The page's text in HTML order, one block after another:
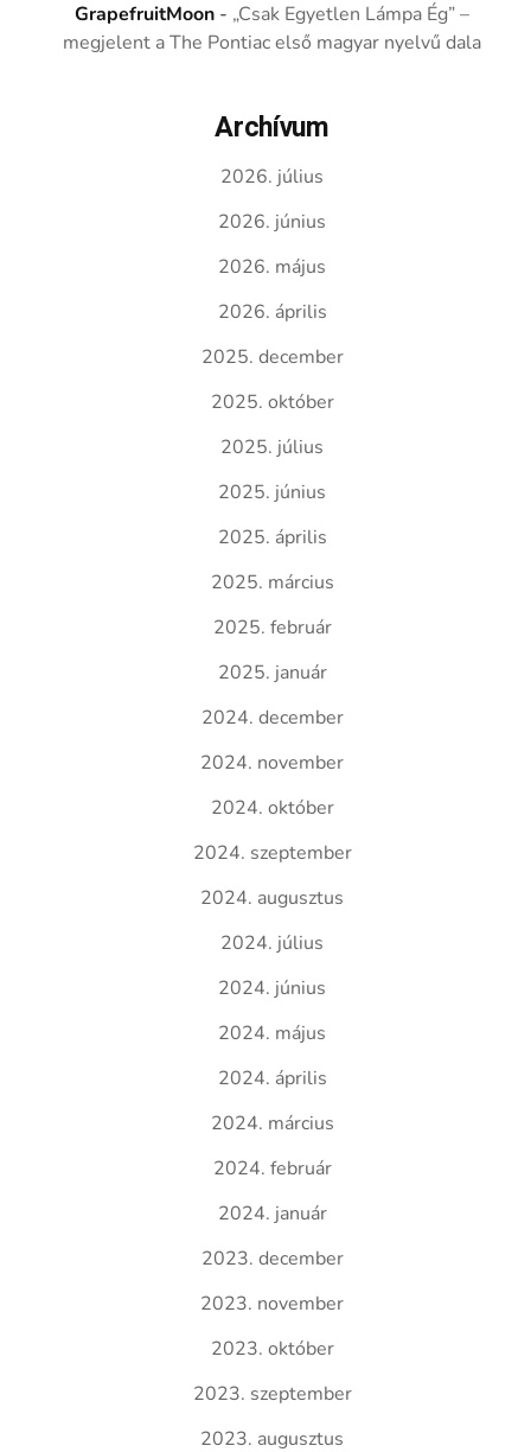
GrapefruitMoon - „Csak Egyetlen Lámpa Ég” –
megjelent a The Pontiac első magyar nyelvű dala
Archívum
2026. július
2026. június
2026. május
2026. április
2025. december
2025. október
2025. július
2025. június
2025. április
2025. március
2025. február
2025. január
2024. december
2024. november
2024. október
2024. szeptember
2024. augusztus
2024. július
2024. június
2024. május
2024. április
2024. március
2024. február
2024. január
2023. december
2023. november
2023. október
2023. szeptember
2023. augusztus